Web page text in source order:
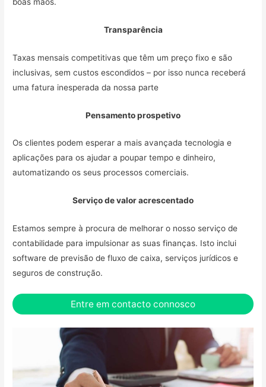
Transparência
Taxas mensais competitivas que têm um preço fixo e são
inclusivas, sem custos escondidos – por isso nunca receberá
uma fatura inesperada da nossa parte
Pensamento prospetivo
Os clientes podem esperar a mais avançada tecnologia e
aplicações para os ajudar a poupar tempo e dinheiro,
automatizando os seus processos comerciais.
Serviço de valor acrescentado
Estamos sempre à procura de melhorar o nosso serviço de
contabilidade para impulsionar as suas finanças. Isto inclui
software de previsão de fluxo de caixa, serviços jurídicos e
seguros de construção.
Entre em contacto connosco